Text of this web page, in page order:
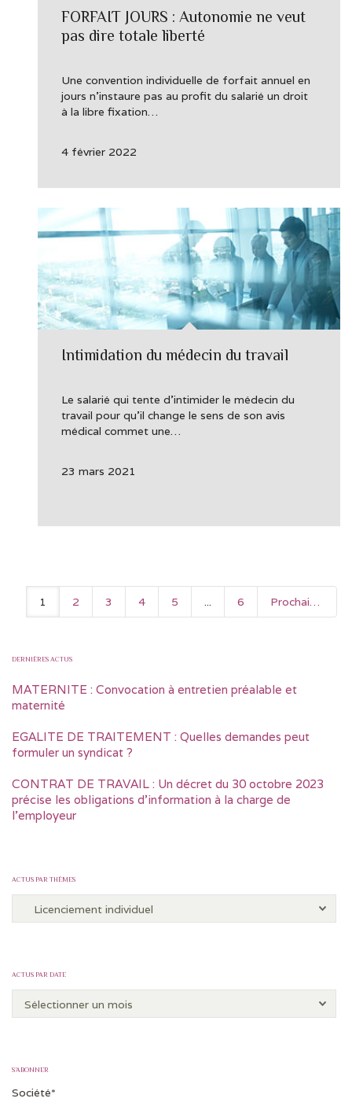
FORFAIT JOURS : Autonomie ne veut
pas dire totale liberté
Une convention individuelle de forfait annuel en
jours n’instaure pas au profit du salarié un droit
à la libre fixation…
4 février 2022
Intimidation du médecin du travail
Le salarié qui tente d’intimider le médecin du
travail pour qu’il change le sens de son avis
médical commet une…
23 mars 2021
1 2 3 4 5 6
DERNIÈRES ACTUS
MATERNITE : Convocation à entretien préalable et
maternité
EGALITE DE TRAITEMENT : Quelles demandes peut
formuler un syndicat ?
CONTRAT DE TRAVAIL : Un décret du 30 octobre 2023
précise les obligations d’information à la charge de
l’employeur
ACTUS PAR THÈMES
ACTUS PAR DATE
S’ABONNER
Société*